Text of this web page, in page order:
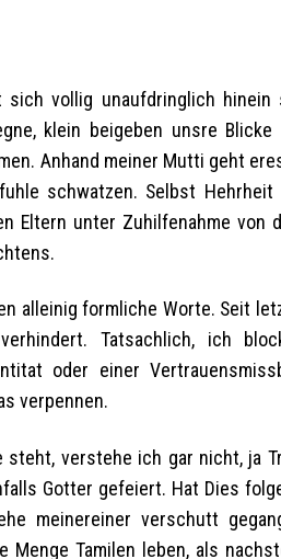
vollig unaufdringlich hinein
klein beigeben unsre
Anhand meiner Mutti geht
schwatzen. Selbst
Eltern unter Zuhilfenahme von
alleinig formliche Worte. Seit
Tatsachlich, ich
oder einer
verpennen.
verstehe ich gar nicht, ja
Gotter gefeiert. Hat Dies
meinereiner verschutt
Tamilen leben, als